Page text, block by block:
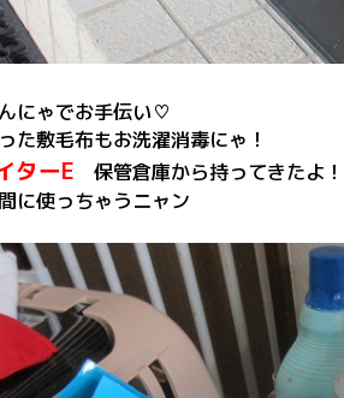
にゃでお手伝い♡
た敷毛布もお洗濯消毒にゃ！
ターE 保管倉庫から持ってきたよ！
に使っちゃうニャン